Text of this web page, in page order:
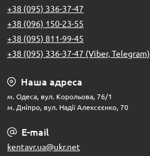
+38 (095) 336-37-47
+38 (096) 150-23-55
+38 (095) 811-99-45
+38 (095) 336-37-47 (Viber, Telegram)
Наша адреса
м. Одеса, вул. Корольова, 76/1
м. Дніпро, вул. Надії Алексєєнко, 70
E-mail
kentavr.ua@ukr.net